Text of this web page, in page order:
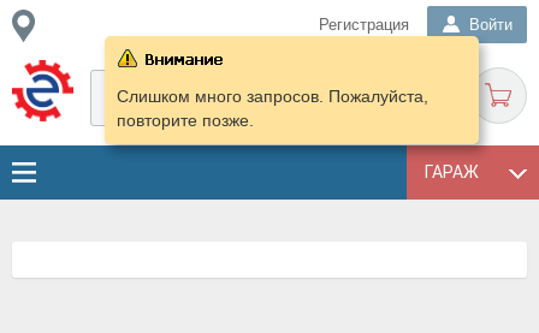
Регистрация Войти
ГАРАЖ
Слишком много запросов. Пожалуйста,
повторите позже.